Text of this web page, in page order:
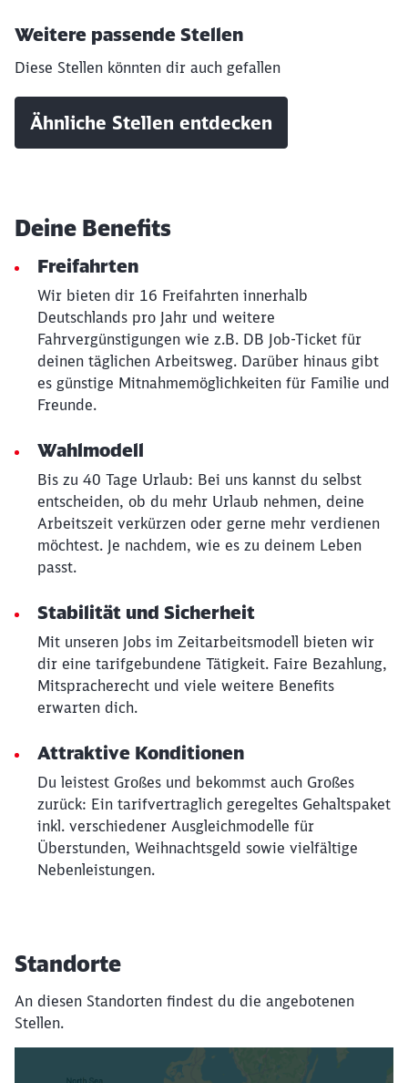
Weitere passende Stellen
Diese Stellen könnten dir auch gefallen
Ähnliche Stellen entdecken
Deine Benefits
Freifahrten
Wir bieten dir 16 Freifahrten innerhalb
Deutschlands pro Jahr und weitere
Fahrvergünstigungen wie z.B. DB Job-Ticket für
deinen täglichen Arbeitsweg. Darüber hinaus gibt
es günstige Mitnahmemöglichkeiten für Familie und
Freunde.
Wahlmodell
Bis zu 40 Tage Urlaub: Bei uns kannst du selbst
entscheiden, ob du mehr Urlaub nehmen, deine
Arbeitszeit verkürzen oder gerne mehr verdienen
möchtest. Je nachdem, wie es zu deinem Leben
passt.
Stabilität und Sicherheit
Mit unseren Jobs im Zeitarbeitsmodell bieten wir
dir eine tarifgebundene Tätigkeit. Faire Bezahlung,
Mitspracherecht und viele weitere Benefits
erwarten dich.
Attraktive Konditionen
Du leistest Großes und bekommst auch Großes
zurück: Ein tarifvertraglich geregeltes Gehaltspaket
inkl. verschiedener Ausgleichmodelle für
Überstunden, Weihnachtsgeld sowie vielfältige
Nebenleistungen.
Standorte
An diesen Standorten findest du die angebotenen
Stellen.
Möchten Sie zu
werden?
Abbrechen